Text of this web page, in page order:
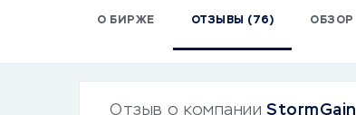
О БИРЖЕ ОТЗЫВЫ (76) ОБЗОР
Отзыв о компании StormGain